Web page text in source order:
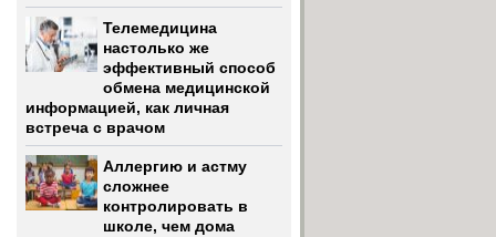
Телемедицина
настолько же
эффективный способ
обмена медицинской
информацией, как личная
встреча с врачом
Аллергию и астму
сложнее
контролировать в
школе, чем дома